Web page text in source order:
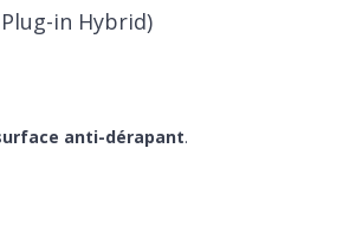
in Hybrid)
anti-dérapant.